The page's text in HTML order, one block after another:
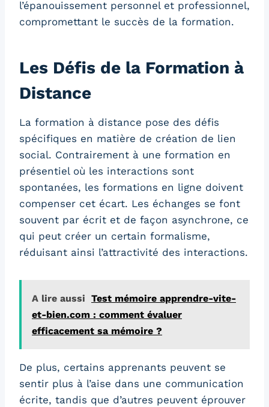
l’épanouissement personnel et professionnel,
compromettant le succès de la formation.
Les Défis de la Formation à
Distance
La formation à distance pose des défis
spécifiques en matière de création de lien
social. Contrairement à une formation en
présentiel où les interactions sont
spontanées, les formations en ligne doivent
compenser cet écart. Les échanges se font
souvent par écrit et de façon asynchrone, ce
qui peut créer un certain formalisme,
réduisant ainsi l’attractivité des interactions.
A lire aussi Test mémoire apprendre-vite-
et-bien.com : comment évaluer
efficacement sa mémoire ?
De plus, certains apprenants peuvent se
sentir plus à l’aise dans une communication
écrite, tandis que d’autres peuvent éprouver